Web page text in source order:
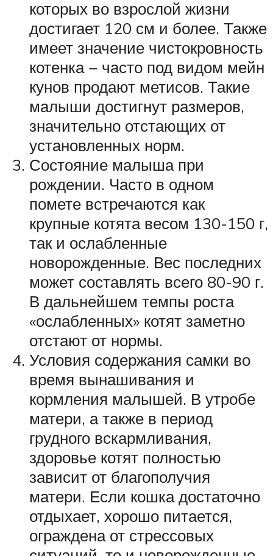
которых во взрослой жизни
достигает 120 см и более. Также
имеет значение чистокровность
котенка − часто под видом мейн
кунов продают метисов. Такие
малыши достигнут размеров,
значительно отстающих от
установленных норм.
Состояние малыша при
рождении. Часто в одном
помете встречаются как
крупные котята весом 130-150 г,
так и ослабленные
новорожденные. Вес последних
может составлять всего 80-90 г.
В дальнейшем темпы роста
«ослабленных» котят заметно
отстают от нормы.
Условия содержания самки во
время вынашивания и
кормления малышей. В утробе
матери, а также в период
грудного вскармливания,
здоровье котят полностью
зависит от благополучия
матери. Если кошка достаточно
отдыхает, хорошо питается,
ограждена от стрессовых